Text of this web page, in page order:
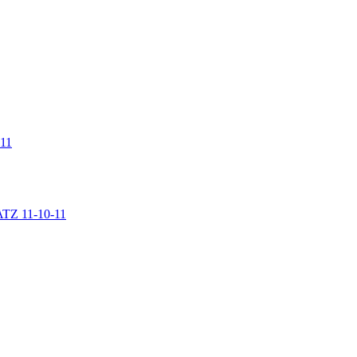
11-10-11